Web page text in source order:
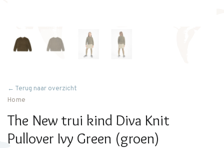
← Terug naar overzicht
Home
The New trui kind Diva Knit
Pullover Ivy Green (groen)